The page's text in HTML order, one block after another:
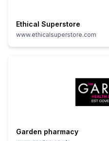
Ethical Superstore
www.ethicalsuperstore.com
Garden pharmacy